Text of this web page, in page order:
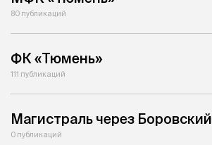
80 публикаций
ФК «Тюмень»
111 публикаций
Магистраль через Боровский
0 публикаций